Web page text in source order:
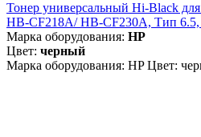
Тонер универсальный Hi-Black
HB-CF218A/ HB-CF230A, Тип
Марка оборудования: HP
Цвет: черный
Марка оборудования: HP Цвет: